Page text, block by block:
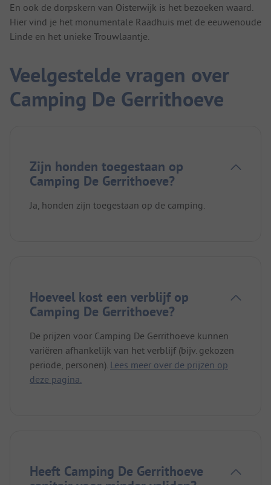
En ook de dorpskern van Oisterwijk is het bezoeken waard.
Hier vind je het monumentale Raadhuis met de eeuwenoude
Linde en het unieke Trouwlaantje.
Veelgestelde vragen over
Camping De Gerrithoeve
Zijn honden toegestaan op
Camping De Gerrithoeve?
Ja, honden zijn toegestaan op de camping.
Hoeveel kost een verblijf op
Camping De Gerrithoeve?
De prijzen voor Camping De Gerrithoeve kunnen
variëren afhankelijk van het verblijf (bijv. gekozen
periode, personen). Lees meer over de prijzen op
deze pagina.
Heeft Camping De Gerrithoeve